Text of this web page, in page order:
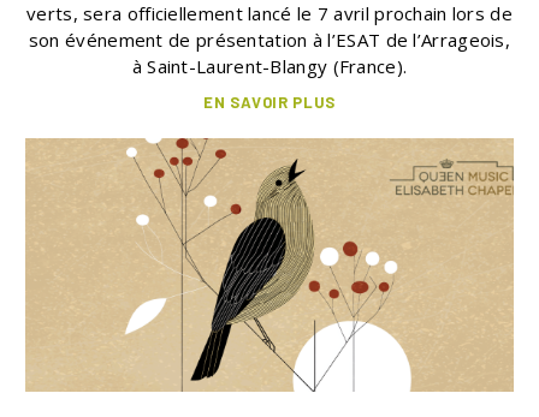
verts, sera officiellement lancé le 7 avril prochain lors de
son événement de présentation à l’ESAT de l’Arrageois,
à Saint-Laurent-Blangy (France).
EN SAVOIR PLUS